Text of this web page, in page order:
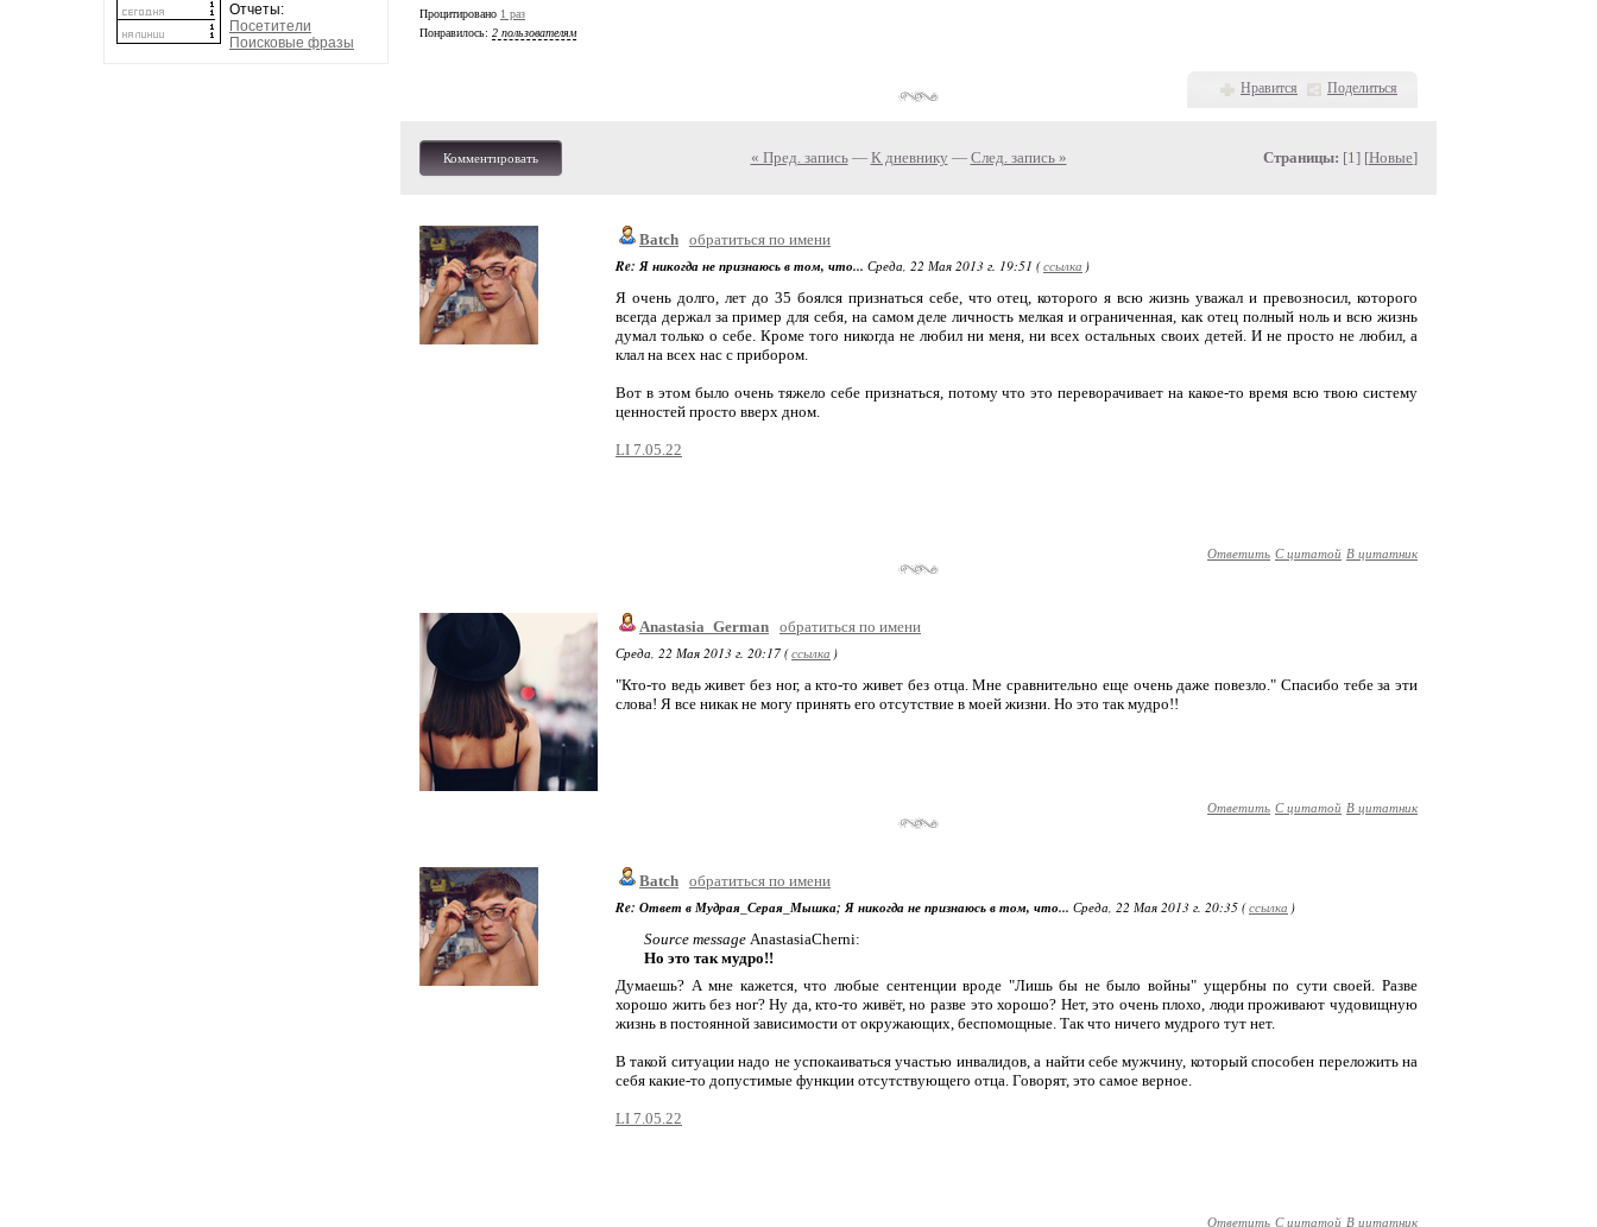
Отчеты:
Посетители
Поисковые фразы
Процитировано 1 раз
Понравилось: 2 пользователям
Нравится Поделиться
Комментировать « Пред. запись— К дневнику — След. запись » Страницы: [1] [Новые]
Batch обратиться по имени
Re: Я никогда не признаюсь в том, что... Среда, 22 Мая 2013 г. 19:51 (ссылка )
Я очень долго, лет до 35 боялся признаться себе, что отец, которого я всю жизнь уважал и превозносил, которого
всегда держал за пример для себя, на самом деле личность мелкая и ограниченная, как отец полный ноль и всю жизнь
думал только о себе. Кроме того никогда не любил ни меня, ни всех остальных своих детей. И не просто не любил, а
клал на всех нас с прибором.
Вот в этом было очень тяжело себе признаться, потому что это переворачивает на какое-то время всю твою систему
ценностей просто вверх дном.
LI 7.05.22
Ответить С цитатой В цитатник
Anastasia_German обратиться по имени
Среда, 22 Мая 2013 г. 20:17 (ссылка )
"Кто-то ведь живет без ног, а кто-то живет без отца. Мне сравнительно еще очень даже повезло." Спасибо тебе за эти
слова! Я все никак не могу принять его отсутствие в моей жизни. Но это так мудро!!
Ответить С цитатой В цитатник
Batch обратиться по имени
Re: Ответ в Мудрая_Серая_Мышка; Я никогда не признаюсь в том, что... Среда, 22 Мая 2013 г. 20:35 (ссылка )
Source message AnastasiaCherni:
Но это так мудро!!
Думаешь? А мне кажется, что любые сентенции вроде "Лишь бы не было войны" ущербны по сути своей. Разве
хорошо жить без ног? Ну да, кто-то живёт, но разве это хорошо? Нет, это очень плохо, люди проживают чудовищную
жизнь в постоянной зависимости от окружающих, беспомощные. Так что ничего мудрого тут нет.
В такой ситуации надо не успокаиваться участью инвалидов, а найти себе мужчину, который способен переложить на
себя какие-то допустимые функции отсутствующего отца. Говорят, это самое верное.
LI 7.05.22
Ответить С цитатой В цитатник